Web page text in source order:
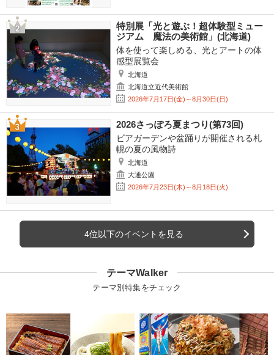
特別展「光と遊ぶ！超体験型ミュー
ジアム 魔法の美術館」(北海道)
体を使って楽しめる、光とアートの体
感型展覧会
北海道
北海道立近代美術館
2026年7月17日(金)～8月30日(日)
2026さっぽろ夏まつり(第73回)
ビアガーデンや盆踊りが開催される札
幌の夏の風物詩
北海道
大通公園
2026年7月23日(木)～8月18日(火)
4位以下のイベントを見る
テーマWalker
テーマ別特集をチェック